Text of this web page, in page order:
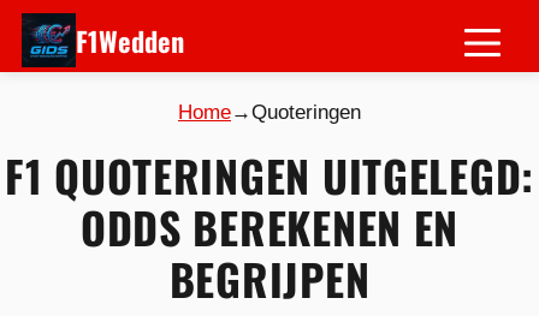
F1Wedden
Home→Quoteringen
F1 QUOTERINGEN UITGELEGD:
ODDS BEREKENEN EN
BEGRIJPEN